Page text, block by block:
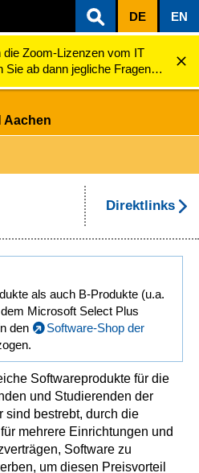
DE EN
Zoom-Lizenzen vom IT
ab dann jegliche Fragen
mit dem Login) an
Aachen
Aachen
Direktlinks
als auch B-Produkte (u.a.
Microsoft Select Plus
den
Software-Shop der
Softwareprodukte für die
und Studierenden der
sind bestrebt, durch die
mehrere Einrichtungen und
Software zu
um diesen Preisvorteil